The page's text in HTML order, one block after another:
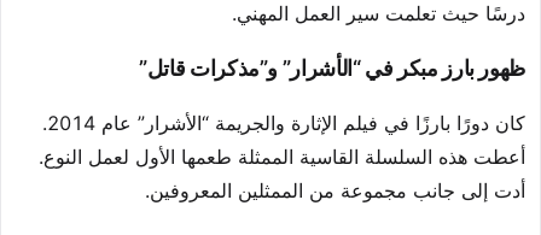
درسًا حيث تعلمت سير العمل المهني.
ظهور بارز مبكر في “الأشرار” و”مذكرات قاتل”
كان دورًا بارزًا في فيلم الإثارة والجريمة “الأشرار” عام 2014.
أعطت هذه السلسلة القاسية الممثلة طعمها الأول لعمل النوع.
أدت إلى جانب مجموعة من الممثلين المعروفين.